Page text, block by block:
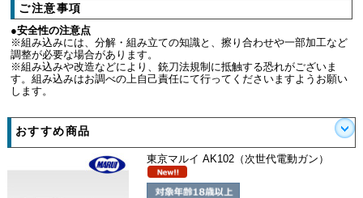
ご注意事項
●安全性の注意点
※組み込みには、分解・組み立ての知識と、擦り合わせや一部加工など
調整が必要な場合があります。
※組み込みや改造などにより、銃刀法規制に抵触する恐れがございま
す。組み込みはお調べの上自己責任にて行ってくださいますようお願い
します。
おすすめ商品
東京マルイ AK102（次世代電動ガン）